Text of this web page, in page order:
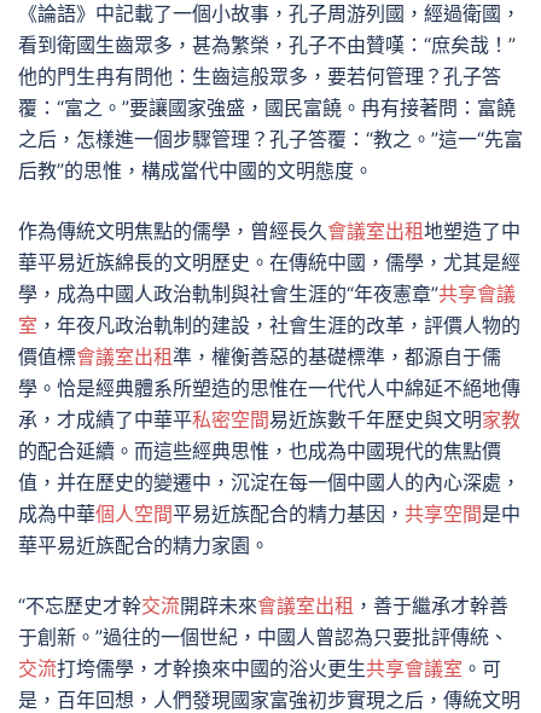
《論語》中記載了一個小故事，孔子周游列國，經過衛國，
看到衛國生齒眾多，甚為繁榮，孔子不由贊嘆：“庶矣哉！”
他的門生冉有問他：生齒這般眾多，要若何管理？孔子答
覆：“富之。”要讓國家強盛，國民富饒。冉有接著問：富饒
之后，怎樣進一個步驟管理？孔子答覆：“教之。”這一“先富
后教”的思惟，構成當代中國的文明態度。
作為傳統文明焦點的儒學，曾經長久會議室出租地塑造了中
華平易近族綿長的文明歷史。在傳統中國，儒學，尤其是經
學，成為中國人政治軌制與社會生涯的“年夜憲章”共享會議
室 ，年夜凡政治軌制的建設，社會生涯的改革，評價人物的
價值標會議室出租準，權衡善惡的基礎標準，都源自于儒
學。恰是經典體系所塑造的思惟在一代代人中綿延不絕地傳
承，才成績了中華平私密空間易近族數千年歷史與文明家教
的配合延續。而這些經典思惟，也成為中國現代的焦點價
值，并在歷史的變遷中，沉淀在每一個中國人的內心深處，
成為中華個人空間平易近族配合的精力基因， 共享空間是中
華平易近族配合的精力家園。
“不忘歷史才幹交流開辟未來會議室出租 ，善于繼承才幹善
于創新。”過往的一個世紀，中國人曾認為只要批評傳統、
交流打垮儒學，才幹換來中國的浴火更生共享會議室 。可
是，百年回想，人們發現國家富強初步實現之后，傳統文明